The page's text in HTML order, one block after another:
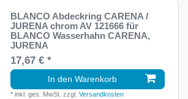
BLANCO Abdeckring CARENA /
JURENA chrom AV 121666 für
BLANCO Wasserhahn CARENA,
JURENA
17,67 € *
In den Warenkorb
*inkl. ges. MwSt. zzgl.Versandkosten